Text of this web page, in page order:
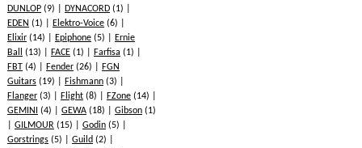
DUNLOP (9) DYNACORD (1)
EDEN (1) Elektro-Voice (6)
Elixir (14) Epiphone (5)
Ernie
Ball
(13) FACE (1) Farfisa (1)
FBT (4) Fender (26)
FGN
Guitars (19) Fishmann (3)
Flanger (3) Flight (8) FZone (14)
GEMINI
(4) GEWA (18) Gibson (1)
GILMOUR (15) Godin (5)
Gorstrings (5) Guild (2)